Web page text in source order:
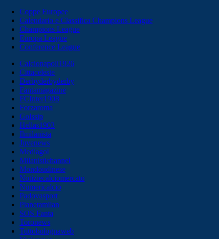
Coppe Europee
Calendario e Classifica Champions League
Champions League
Europa League
Conference League
Calcionapoli1926
Cittaceleste
Derbyderbyderby
Fantamagazine
FCInter1908
Forzaroma
Golssip
Hellas1903
Ilmilanista
Juvenews
Mediagol
Milanistichannel
Mondoudinese
Notiziecalciomercato
Numericalcio
Padovasport
Pianetamilan
SOS Fanta
Toronews
Tuttobolognaweb